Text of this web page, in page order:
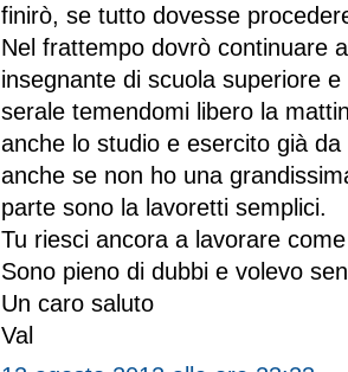
finirò, se tutto dovesse
Nel frattempo dovrò continuare
insegnante di scuola superiore
serale temendomi libero la
anche lo studio e esercito già
anche se non ho una
parte sono la lavoretti semplici.
Tu riesci ancora a lavorare
Sono pieno di dubbi e volevo
Un caro saluto
Val